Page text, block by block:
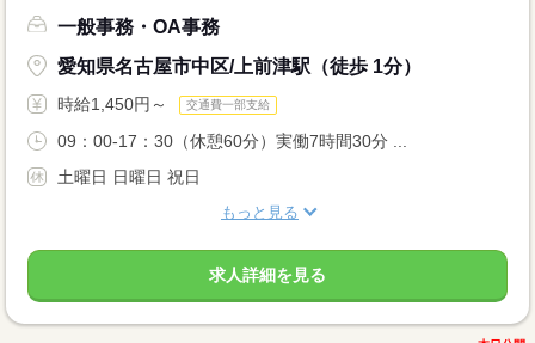
一般事務・OA事務
愛知県名古屋市中区/上前津駅（徒歩 1分）
時給1,450円～ 交通費一部支給
09：00-17：30（休憩60分）実働7時間30分 ...
土曜日 日曜日 祝日
もっと見る
求人詳細を見る